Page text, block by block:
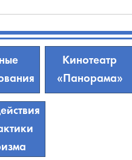
Кинотеатр
«Панорама»